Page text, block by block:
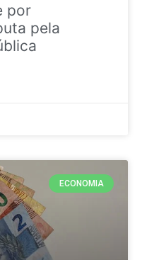
por
pela
ECONOMIA